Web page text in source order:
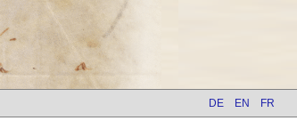
DE EN FR